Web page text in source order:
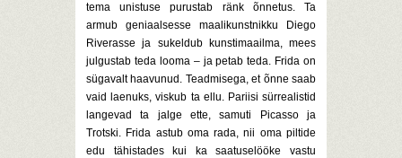
tema unistuse purustab ränk õnnetus. Ta
armub geniaalsesse maalikunstnikku Diego
Riverasse ja sukeldub kunstimaailma, mees
julgustab teda looma – ja petab teda. Frida on
sügavalt haavunud. Teadmisega, et õnne saab
vaid laenuks, viskub ta ellu. Pariisi sürrealistid
langevad ta jalge ette, samuti Picasso ja
Trotski. Frida astub oma rada, nii oma piltide
edu tähistades kui ka saatuselööke vastu